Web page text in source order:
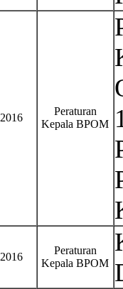
2016
Peraturan
Kepala BPOM
2016
Peraturan
Kepala BPOM